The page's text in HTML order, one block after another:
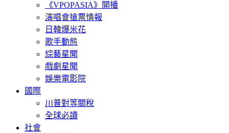
《VPOPASIA》開播
演唱會搶票情報
日韓爆米花
歌手動態
綜藝星聞
戲劇星聞
娛樂電影院
國際
川普對等關稅
全球必讀
社會